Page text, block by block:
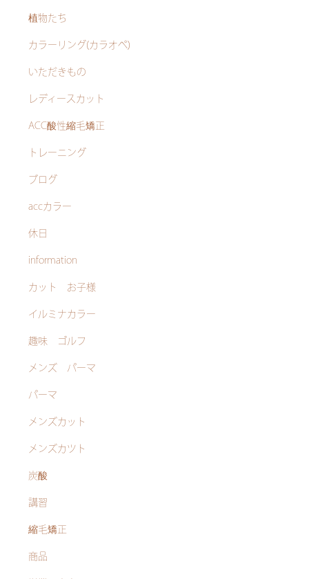
植物たち
カラーリング(カラオペ)
いただきもの
レディースカット
ACC酸性縮毛矯正
トレーニング
ブログ
accカラー
休日
information
カット お子様
イルミナカラー
趣味 ゴルフ
メンズ パーマ
パーマ
メンズカット
メンズカツト
炭酸
講習
縮毛矯正
商品